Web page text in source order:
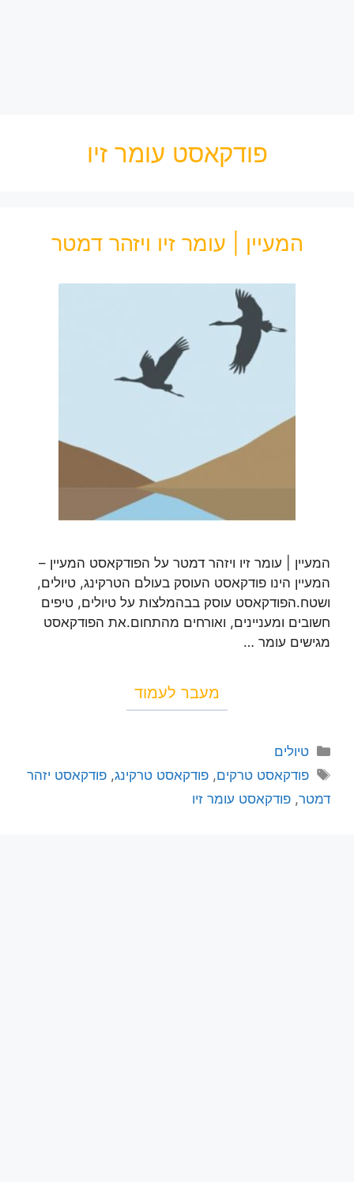
פודקאסט עומר זיו
המעיין | עומר זיו ויזהר דמטר
המעיין | עומר זיו ויזהר דמטר על הפודקאסט המעיין –
המעיין הינו פודקאסט העוסק בעולם הטרקינג, טיולים,
ושטח.הפודקאסט עוסק בבהמלצות על טיולים, טיפים
חשובים ומעניינים, ואורחים מהתחום.את הפודקאסט
מגישים עומר …
מעבר לעמוד
טיולים
פודקאסט טרקים,פודקאסט טרקינג,פודקאסט יזהר
דמטר, פודקאסט עומר זיו